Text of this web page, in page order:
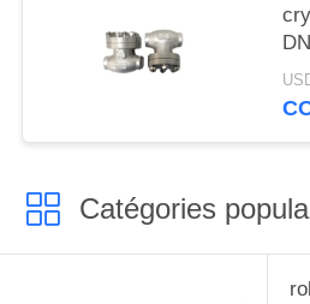
de
Catégories